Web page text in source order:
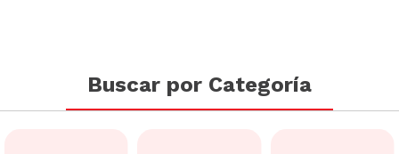
Buscar por Categoría